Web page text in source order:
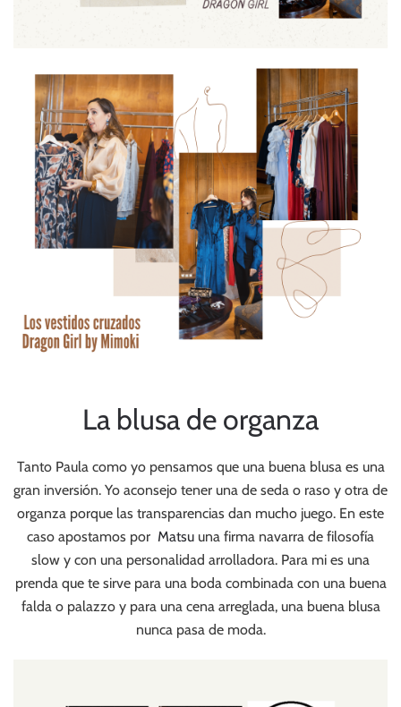
La blusa de organza
Tanto Paula como yo pensamos que una buena blusa es una
gran inversión. Yo aconsejo tener una de seda o raso y otra de
organza porque las transparencias dan mucho juego. En este
caso apostamos por Matsu una firma navarra de filosofía
slow y con una personalidad arrolladora. Para mi es una
prenda que te sirve para una boda combinada con una buena
falda o palazzo y para una cena arreglada, una buena blusa
nunca pasa de moda.